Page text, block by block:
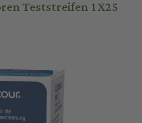
Teststreifen 1X25